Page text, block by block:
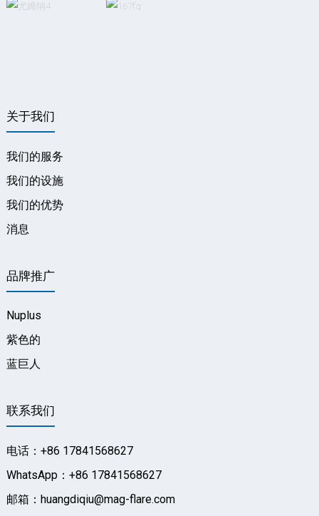
关于我们
我们的服务
我们的设施
我们的优势
消息
品牌推广
Nuplus
紫色的
蓝巨人
联系我们
电话：+86 17841568627
WhatsApp：+86 17841568627
邮箱：huangdiqiu@mag-flare.com